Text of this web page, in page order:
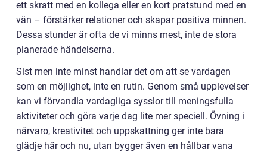
ett skratt med en kollega eller en kort pratstund med en
vän – förstärker relationer och skapar positiva minnen.
Dessa stunder är ofta de vi minns mest, inte de stora
planerade händelserna.
Sist men inte minst handlar det om att se vardagen
som en möjlighet, inte en rutin. Genom små upplevelser
kan vi förvandla vardagliga sysslor till meningsfulla
aktiviteter och göra varje dag lite mer speciell. Övning i
närvaro, kreativitet och uppskattning ger inte bara
glädje här och nu, utan bygger även en hållbar vana